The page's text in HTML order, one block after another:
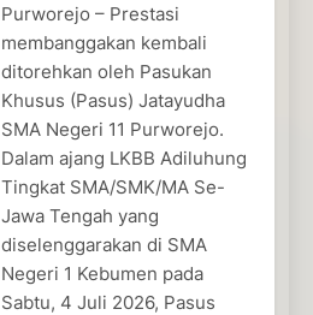
Purworejo – Prestasi
membanggakan kembali
ditorehkan oleh Pasukan
Khusus (Pasus) Jatayudha
SMA Negeri 11 Purworejo.
Dalam ajang LKBB Adiluhung
Tingkat SMA/SMK/MA Se-
Jawa Tengah yang
diselenggarakan di SMA
Negeri 1 Kebumen pada
Sabtu, 4 Juli 2026, Pasus